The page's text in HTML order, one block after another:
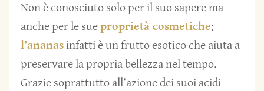
Non è conosciuto solo per il suo sapere ma
anche per le sueproprietà cosmetiche:
l’ananas infatti è un frutto esotico che aiuta a
preservare la propria bellezza nel tempo.
Grazie soprattutto all’azione dei suoi acidi